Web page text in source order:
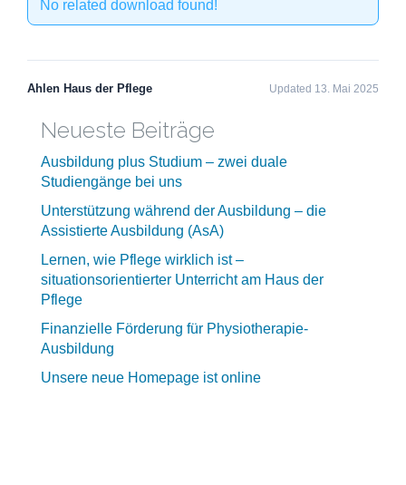
No related download found!
Ahlen Haus der Pflege Updated 13. Mai 2025
Neueste Beiträge
Ausbildung plus Studium – zwei duale
Studiengänge bei uns
Unterstützung während der Ausbildung – die
Assistierte Ausbildung (AsA)
Lernen, wie Pflege wirklich ist –
situationsorientierter Unterricht am Haus der
Pflege
Finanzielle Förderung für Physiotherapie-
Ausbildung
Unsere neue Homepage ist online